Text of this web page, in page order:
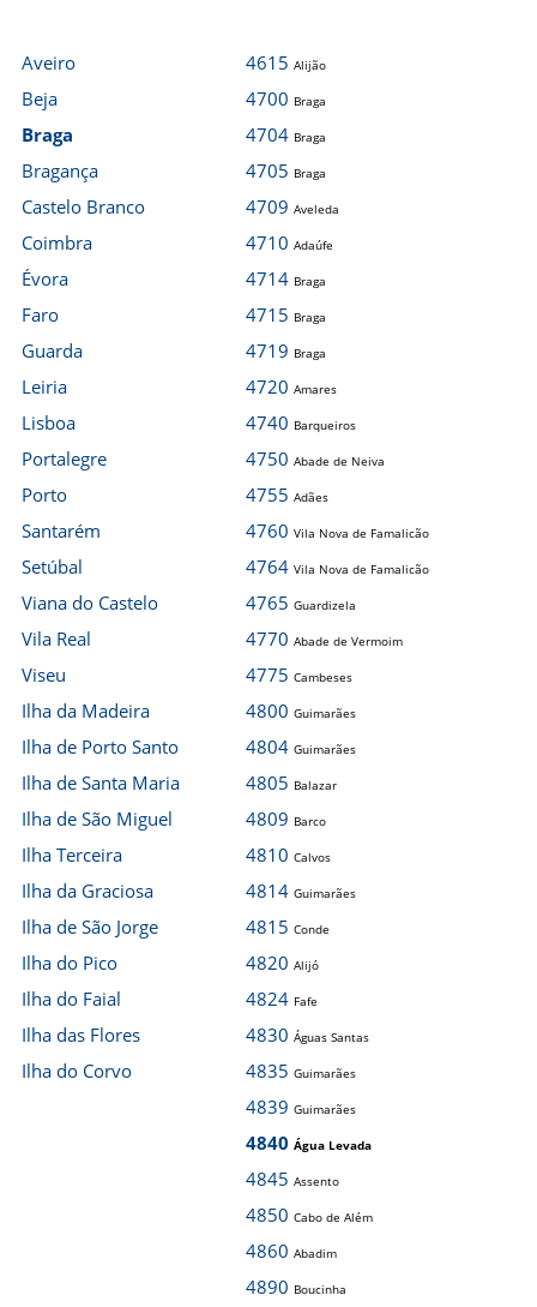
Aveiro
Beja
Braga
Bragança
Castelo Branco
Coimbra
Évora
Faro
Guarda
Leiria
Lisboa
Portalegre
Porto
Santarém
Setúbal
Viana do Castelo
Vila Real
Viseu
Ilha da Madeira
Ilha de Porto Santo
Ilha de Santa Maria
Ilha de São Miguel
Ilha Terceira
Ilha da Graciosa
Ilha de São Jorge
Ilha do Pico
Ilha do Faial
Ilha das Flores
Ilha do Corvo
4615 Alijão
4700 Braga
4704 Braga
4705 Braga
4709 Aveleda
4710 Adaúfe
4714 Braga
4715 Braga
4719 Braga
4720 Amares
4740 Barqueiros
4750 Abade de Neiva
4755 Adães
4760 Vila Nova de Famalicão
4764 Vila Nova de Famalicão
4765 Guardizela
4770 Abade de Vermoim
4775 Cambeses
4800 Guimarães
4804 Guimarães
4805 Balazar
4809 Barco
4810 Calvos
4814 Guimarães
4815 Conde
4820 Alijó
4824 Fafe
4830 Águas Santas
4835 Guimarães
4839 Guimarães
4840 Água Levada
4845 Assento
4850 Cabo de Além
4860 Abadim
4890 Boucinha